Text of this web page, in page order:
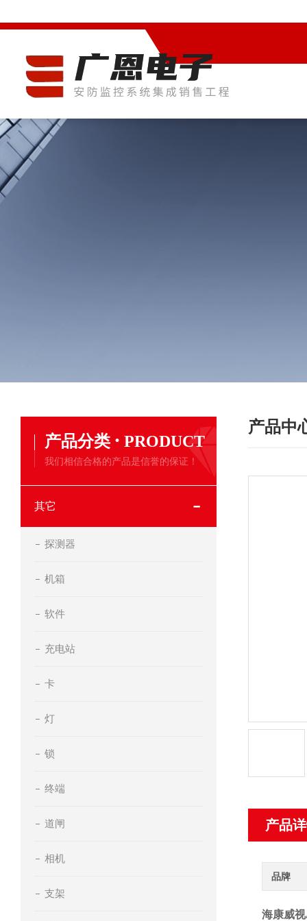
产品分类 · PRODUCT
我们相信合格的产品是信誉的保证！
其它
探测器
机箱
软件
充电站
卡
灯
锁
终端
道闸
相机
支架
产品中
产品
品牌
海康威